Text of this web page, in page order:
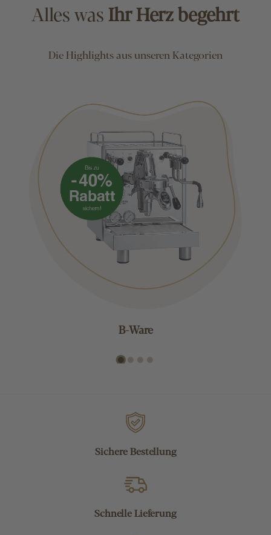
Alles wasIhr Herz begehrt
Die Highlights aus unseren Kategorien
B-Ware
Sichere Bestellung
Schnelle Lieferung